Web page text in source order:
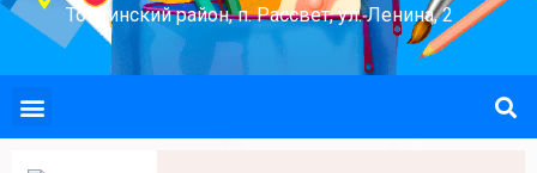
Топкинский район, п. Рассвет, ул. Ленина, 2